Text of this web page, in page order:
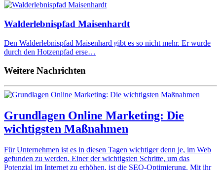
Walderlebnispfad Maisenhardt
Den Walderlebnispfad Maisenhard gibt es so nicht mehr. Er wurde
durch den Hotzenpfad erse…
Weitere Nachrichten
Grundlagen Online Marketing: Die
wichtigsten Maßnahmen
Für Unternehmen ist es in diesen Tagen wichtiger denn je, im Web
gefunden zu werden. Einer der wichtigsten Schritte, um das
Potenzial im Internet zu erhöhen, ist die SEO-Optimierung. Mit ihr